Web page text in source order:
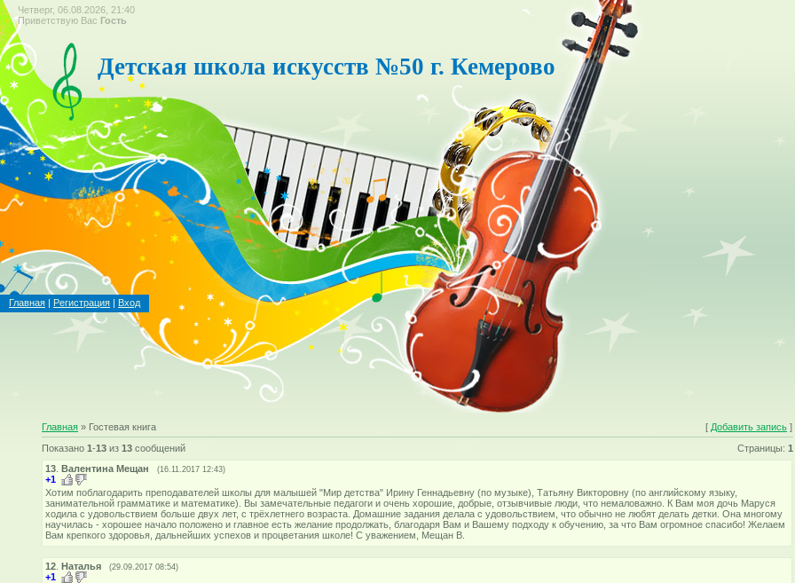
Четверг, 06.08.2026, 21:40
Приветствую Вас Гость
Детская школа искусств №50 г. Кемерово
Главная | Регистрация | Вход
Главная » Гостевая книга [ Добавить запись ]
Страницы: 1
Показано1-13 из13 сообщений
13 Валентина Мещан (16.11.2017 12:43)
+1
Хотим поблагодарить преподавателей школы для малышей "Мир детства" Ирину Геннадьевну (по музыке), Татьяну Викторовну (по английскому языку,
занимательной грамматике и математике). Вы замечательные педагоги и очень хорошие, добрые, отзывчивые люди, что немаловажно. К Вам моя дочь Маруся
ходила с удовольствием больше двух лет, с трёхлетнего возраста. Домашние задания делала с удовольствием, что обычно не любят делать детки. Она многому
научилась - хорошее начало положено и главное есть желание продолжать, благодаря Вам и Вашему подходу к обучению, за что Вам огромное спасибо! Желаем
Вам крепкого здоровья, дальнейших успехов и процветания школе! С уважением, Мещан В.
12 Наталья (29.09.2017 08:54)
+1